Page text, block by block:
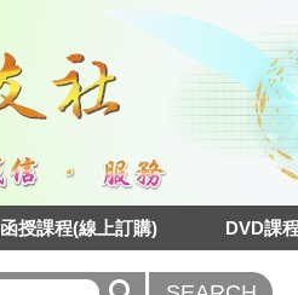
函授課程(線上訂購) DVD課